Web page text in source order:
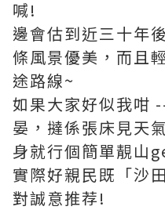
喊!
邊會估到近三十年
條風景優美，而且
途路線~
如果大家好似我咁
晏，撻係張床見天
身就行個簡單靚山
實際好親民既「沙
對誠意推荐!